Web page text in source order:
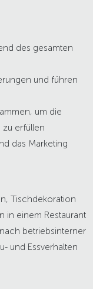
des gesamten
und führen
um die
erfüllen
das Marketing
Tischdekoration
in einem Restaurant
betriebsinterner
und Essverhalten